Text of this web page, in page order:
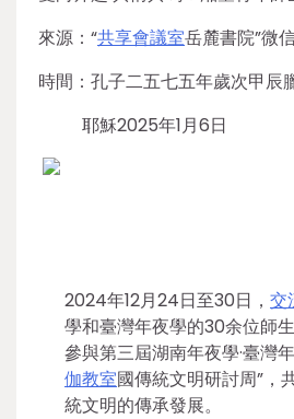
來源：“共享會議室岳麓書院”微
時間：孔子二五七五年歲次甲辰
耶穌2025年1月6日
2024年12月24日至30日， 交
學和臺灣年夜學的30余位師
參與第三屆湖南年夜學·臺灣
伽教室國傳統文明研討周”，
統文明的傳承發展。